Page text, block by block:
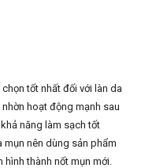
tốt nhất đối với làn da
hoạt động mạnh sau
năng làm sạch tốt
mụn nên dùng sản phẩm
thành nốt mụn mới.